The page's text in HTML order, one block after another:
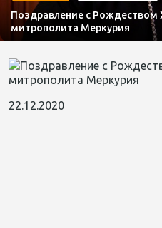
Поздравление с Рождеством
митрополита Меркурия
22.12.2020